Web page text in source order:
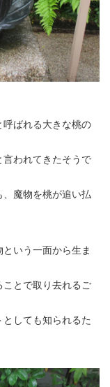
ばれる大きな桃の
われてきたそうで
、魔物を桃が追い払
いう一面から生ま
とで取り去れるご
しても知られるた